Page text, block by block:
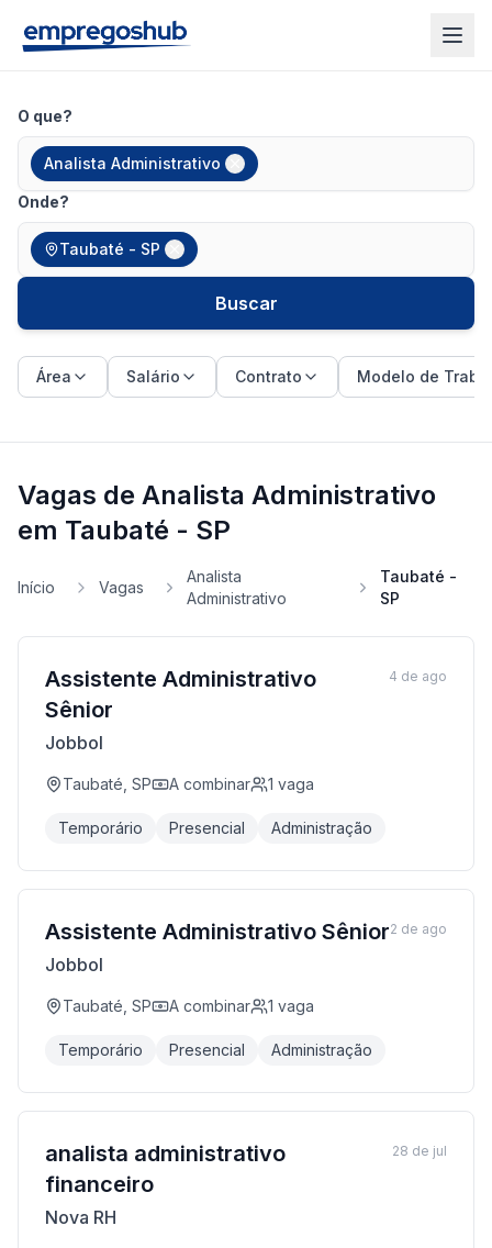
O que?
Analista Administrativo
Onde?
Taubaté - SP
Buscar
Área Salário Contrato Modelo de
Vagas de Analista Administrativo
em Taubaté - SP
Início Vagas
Analista
Administrativo
Taubaté -
SP
Assistente Administrativo
Sênior
Jobbol
Taubaté, SP A combinar 1 vaga
Temporário Presencial Administração
4 de ago
Assistente Administrativo Sênior
Jobbol
Taubaté, SP A combinar 1 vaga
Temporário Presencial Administração
2 de ago
analista administrativo
financeiro
Nova RH
28 de jul